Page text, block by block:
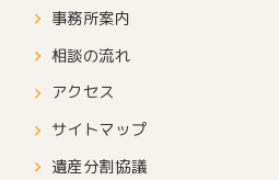
事務所案内
相談の流れ
アクセス
サイトマップ
遺産分割協議